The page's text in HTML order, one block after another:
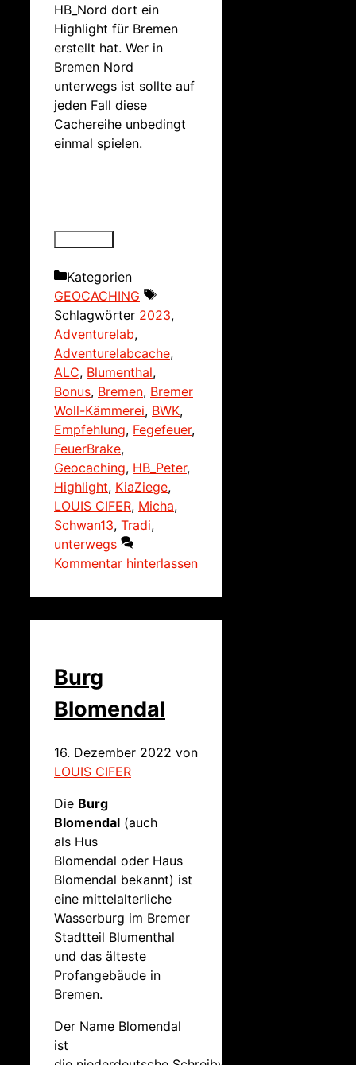
HB_Nord dort ein
Highlight für Bremen
erstellt hat. Wer in
Bremen Nord
unterwegs ist sollte auf
jeden Fall diese
Cachereihe unbedingt
einmal spielen.
Kategorien
GEOCACHING
Schlagwörter 2023,
Adventurelab,
Adventurelabcache,
ALC, Blumenthal,
Bonus, Bremen, Bremer
Woll-Kämmerei, BWK,
Empfehlung, Fegefeuer,
FeuerBrake,
Geocaching, HB_Peter,
Highlight, KiaZiege,
LOUIS CIFER, Micha,
Schwan13, Tradi,
unterwegs
Kommentar hinterlassen
Burg
Blomendal
16. Dezember 2022 von
LOUIS CIFER
Die Burg
Blomendal (auch
als Hus
Blomendal oder Haus
Blomendal bekannt) ist
eine mittelalterliche
Wasserburg im Bremer
Stadtteil Blumenthal
und das älteste
Profangebäude in
Bremen.
Der Name Blomendal
ist